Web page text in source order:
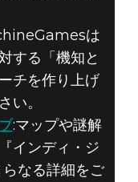
は
する「機知と
チを作り上げ
い。
:マップや謎解
インディ・ジ
なる詳細をご